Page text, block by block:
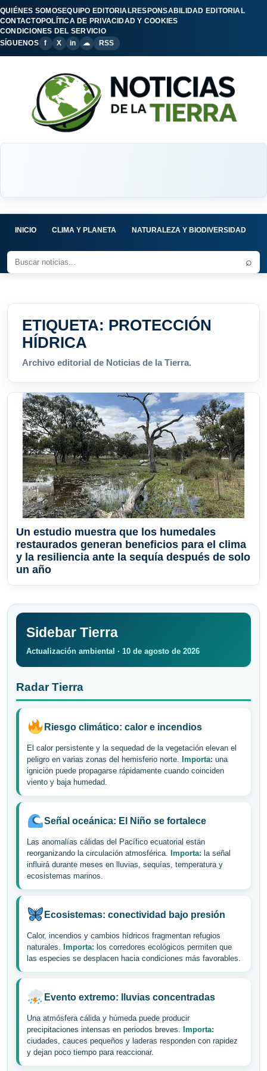
QUIÉNES SOMOSEQUIPO EDITORIALRESPONSABILIDAD EDITORIAL
CONTACTOPOLÍTICA DE PRIVACIDAD Y COOKIES
CONDICIONES DEL SERVICIO
SÍGUENOS
f X in ☁ RSS
INICIO CLIMA Y PLANETA NATURALEZA Y BIODIVERSIDAD
⌕
ETIQUETA: PROTECCIÓN
HÍDRICA
Archivo editorial de Noticias de la Tierra.
Un estudio muestra que los humedales
restaurados generan beneficios para el clima
y la resiliencia ante la sequía después de solo
un año
Sidebar Tierra
Actualización ambiental · 10 de agosto de 2026
Radar Tierra
Riesgo climático: calor e incendios
El calor persistente y la sequedad de la vegetación elevan el
peligro en varias zonas del hemisferio norte. Importa: una
ignición puede propagarse rápidamente cuando coinciden
viento y baja humedad.
Señal oceánica: El Niño se fortalece
Las anomalías cálidas del Pacífico ecuatorial están
reorganizando la circulación atmosférica. Importa: la señal
influirá durante meses en lluvias, sequías, temperatura y
ecosistemas marinos.
Ecosistemas: conectividad bajo presión
Calor, incendios y cambios hídricos fragmentan refugios
naturales. Importa: los corredores ecológicos permiten que
las especies se desplacen hacia condiciones más favorables.
Evento extremo: lluvias concentradas
Una atmósfera cálida y húmeda puede producir
precipitaciones intensas en periodos breves. Importa:
ciudades, cauces pequeños y laderas responden con rapidez
y dejan poco tiempo para reaccionar.